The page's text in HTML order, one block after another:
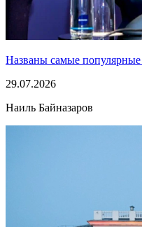
Названы самые
29.07.2026
Наиль Байназаров